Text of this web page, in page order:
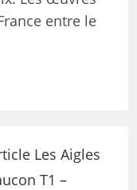
entre le